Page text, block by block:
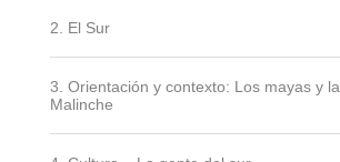
2. El Sur
3. Orientación y contexto: Los mayas y la
Malinche